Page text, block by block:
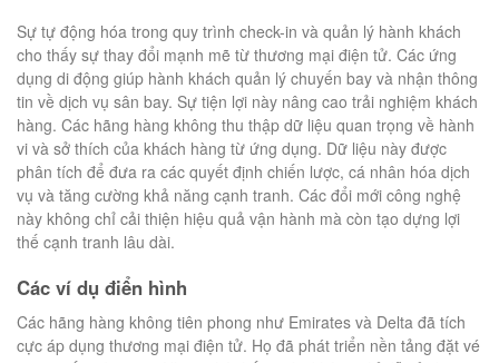
Sự tự động hóa trong quy trình check-in và quản lý hành khách
cho thấy sự thay đổi mạnh mẽ từ thương mại điện tử. Các ứng
dụng di động giúp hành khách quản lý chuyến bay và nhận thông
tin về dịch vụ sân bay. Sự tiện lợi này nâng cao trải nghiệm khách
hàng. Các hãng hàng không thu thập dữ liệu quan trọng về hành
vi và sở thích của khách hàng từ ứng dụng. Dữ liệu này được
phân tích để đưa ra các quyết định chiến lược, cá nhân hóa dịch
vụ và tăng cường khả năng cạnh tranh. Các đổi mới công nghệ
này không chỉ cải thiện hiệu quả vận hành mà còn tạo dựng lợi
thế cạnh tranh lâu dài.
Các ví dụ điển hình
Các hãng hàng không tiên phong như Emirates và Delta đã tích
cực áp dụng thương mại điện tử. Họ đã phát triển nền tảng đặt vé